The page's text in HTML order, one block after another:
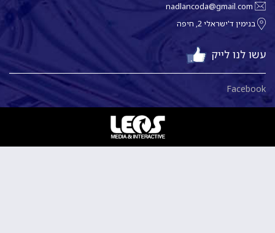
nadlancoda@gmail.com
בנימין ד'ישראלי 2, חיפה
עשו לנו לייק
Facebook